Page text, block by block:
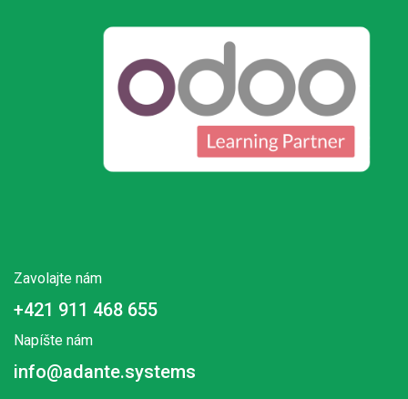
Zavolajte nám
+421 911 468 655
Napíšte nám
info@adante.systems